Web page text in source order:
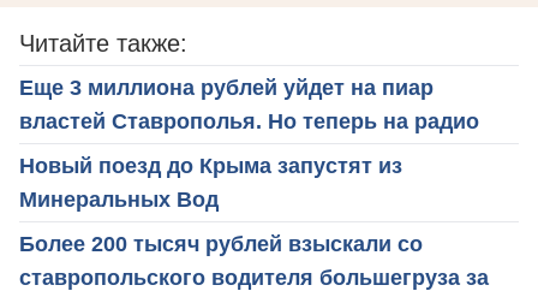
Читайте также:
Еще 3 миллиона рублей уйдет на пиар
властей Ставрополья. Но теперь на радио
Новый поезд до Крыма запустят из
Минеральных Вод
Более 200 тысяч рублей взыскали со
ставропольского водителя большегруза за